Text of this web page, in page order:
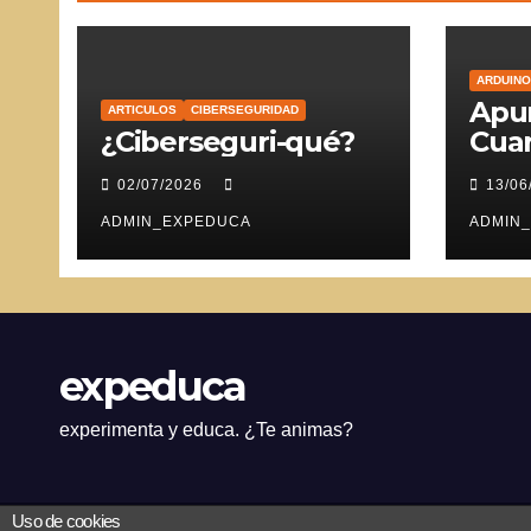
ARTICULOS CIBERSEGURIDAD
¿Ciberseguri-qué?
02/07/2026
ADMIN_EXPEDUCA
ARDUINO
13/
expeduca
experimenta y educa. ¿Te animas?
Uso de cookies